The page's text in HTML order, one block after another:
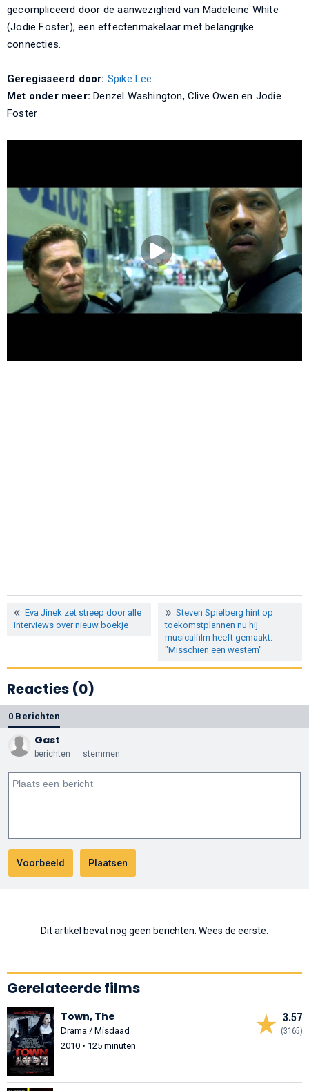
gecompliceerd door de aanwezigheid van Madeleine White
(Jodie Foster), een effectenmakelaar met belangrijke
connecties.
Geregisseerd door: Spike Lee
Met onder meer: Denzel Washington, Clive Owen en Jodie
Foster
Eva Jinek zet streep door alle
interviews over nieuw boekje
Steven Spielberg hint op
toekomstplannen nu hij
musicalfilm heeft gemaakt:
"Misschien een western"
Reacties (0)
0 Berichten
Gast
berichten stemmen
Dit artikel bevat nog geen berichten. Wees de eerste.
Gerelateerde films
3.57
(3165)
Town, The
Drama / Misdaad
2010 • 125 minuten